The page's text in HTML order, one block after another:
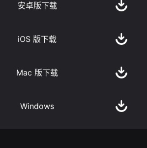
安卓版下载
iOS 版下载
Mac 版下载
Windows